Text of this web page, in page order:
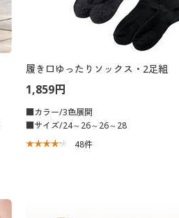
履き口ゆったりソックス・2足組
1,859円
■カラー/3色展開
■サイズ/24～26～26～28
48件